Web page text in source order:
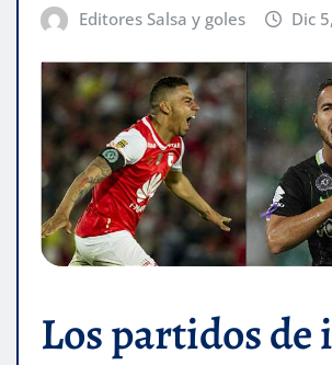
Editores Salsa y goles Dic
Los partidos de